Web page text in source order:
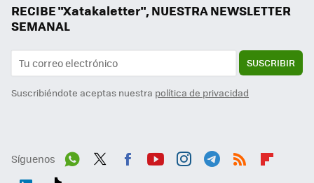
RECIBE "Xatakaletter", NUESTRA NEWSLETTER
SEMANAL
SUSCRIBIR
Suscribiéndote aceptas nuestra política de privacidad
Síguenos